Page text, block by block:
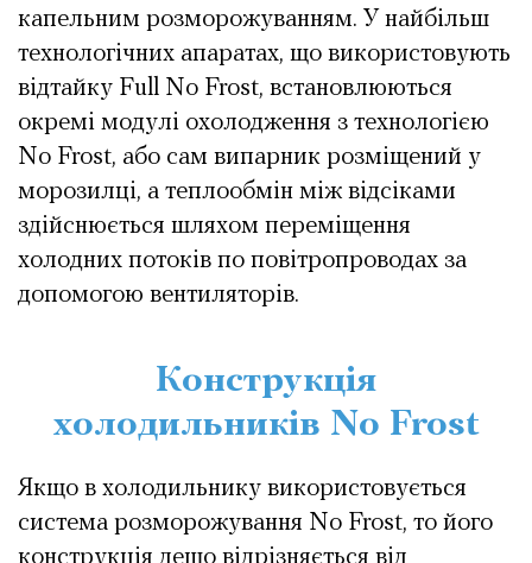
капельним розморожуванням. У найбільш
технологічних апаратах, що використовують
відтайку Full No Frost, встановлюються
окремі модулі охолодження з технологією
No Frost, або сам випарник розміщений у
морозилці, а теплообмін між відсіками
здійснюється шляхом переміщення
холодних потоків по повітропроводах за
допомогою вентиляторів.
Конструкція
холодильників No Frost
Якщо в холодильнику використовується
система розморожування No Frost, то його
конструкція дещо відрізняється від